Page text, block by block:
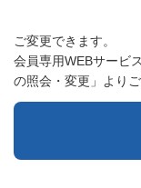
ご変更できます。
会員専用WEBサービ
の照会・変更」より